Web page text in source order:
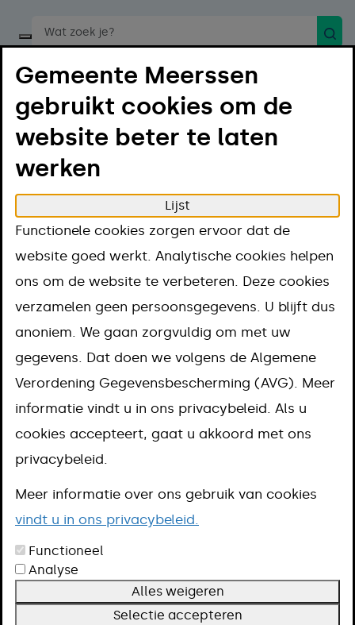
Start een spraakopdracht
Menu
Home Regelen
Jeugdhulp en Onderwijs
Vragen over jeugd en gezin
Vragen over
jeugd en gezin
Voor vragen over opgroeien,
opvoeding en problemen met uw
kinderen kunt u naar het Centrum voor
Jeugd en Gezin (CJG). Heeft u extra
Gemeente Meerssen
gebruikt cookies om de
website beter te laten
werken
Lijst
Functionele cookies zorgen ervoor dat de
website goed werkt. Analytische cookies helpen
ons om de website te verbeteren. Deze cookies
verzamelen geen persoonsgegevens. U blijft dus
anoniem. We gaan zorgvuldig om met uw
gegevens. Dat doen we volgens de Algemene
Verordening Gegevensbescherming (AVG). Meer
informatie vindt u in ons privacybeleid. Als u
cookies accepteert, gaat u akkoord met ons
privacybeleid.
Meer informatie over ons gebruik van cookies
vindt u in ons privacybeleid.
Functioneel
Analyse
Alles weigeren
Selectie accepteren